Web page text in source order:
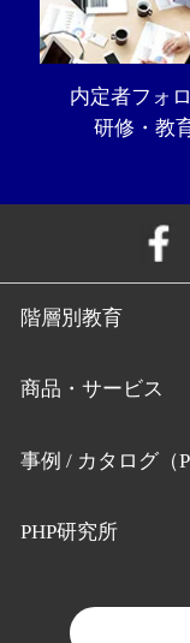
内定者フォ
研修・教
階層別教育
商品・サービス
事例 / カタログ（
PHP研究所